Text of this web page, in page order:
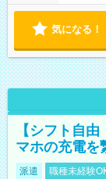
気になる！
【シフト自
マホの充電を
派遣 職種未経験